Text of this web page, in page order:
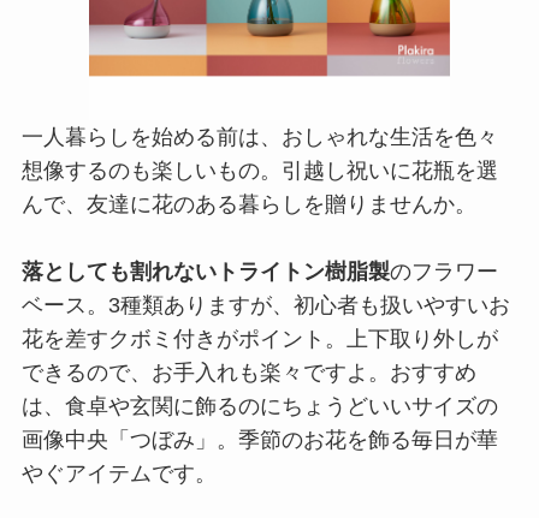
一人暮らしを始める前は、おしゃれな生活を色々
想像するのも楽しいもの。引越し祝いに花瓶を選
んで、友達に花のある暮らしを贈りませんか。
落としても割れないトライトン樹脂製のフラワー
ベース。3種類ありますが、初心者も扱いやすいお
花を差すクボミ付きがポイント。上下取り外しが
できるので、お手入れも楽々ですよ。おすすめ
は、食卓や玄関に飾るのにちょうどいいサイズの
画像中央「つぼみ」。季節のお花を飾る毎日が華
やぐアイテムです。